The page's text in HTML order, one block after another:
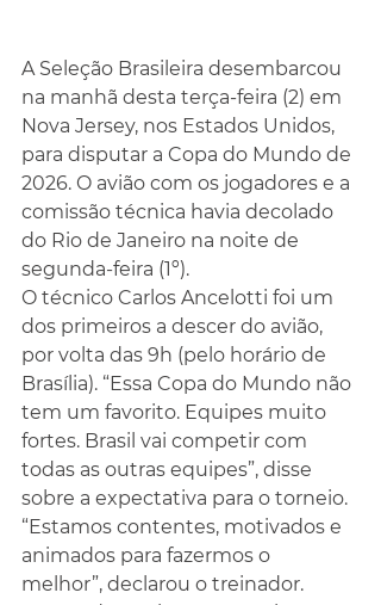
A Seleção Brasileira desembarcou
na manhã desta terça-feira (2) em
Nova Jersey, nos Estados Unidos,
para disputar a Copa do Mundo de
2026. O avião com os jogadores e a
comissão técnica havia decolado
do Rio de Janeiro na noite de
segunda-feira (1º).
O técnico Carlos Ancelotti foi um
dos primeiros a descer do avião,
por volta das 9h (pelo horário de
Brasília). “Essa Copa do Mundo não
tem um favorito. Equipes muito
fortes. Brasil vai competir com
todas as outras equipes”, disse
sobre a expectativa para o torneio.
“Estamos contentes, motivados e
animados para fazermos o
melhor”, declarou o treinador.